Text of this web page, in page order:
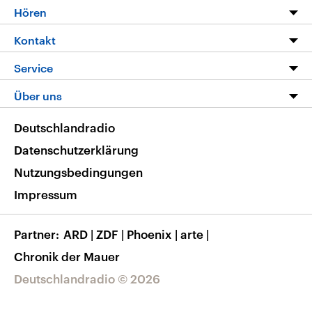
Programm
Die Nachrichten
Nachrichtenleicht
Neue Beiträge auf dlf.de
Hören
Livestream
Podcasts
Deutschlandfunk App
Nachrichten App
Frequenzen
Kontakt
Hörerservice
Service
FAQ
Veranstaltungen
Musikliste
RSS
Über uns
Barrierefreiheit
Deutschlandradio © 2026
Deutschlandradio
Datenschutzerklärung
Nutzungsbedingungen
Impressum
Partner ARD | ZDF | Phoenix | arte |
Chronik der Mauer